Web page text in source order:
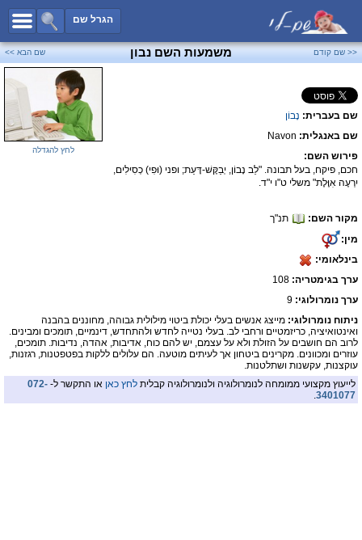
הגרל שם
כל השמות
שמות לבנים
שמות לבנות
שמות משותפים
שמות נפוצים
<< שם קודם משמעות השם נבון שם הבא >>
שם בעברית: נָבוֹן
שם באנגלית: Navon
פירוש השם:
חכם, פיקח, בעל תבונה. "לֵב נָבוֹן, יְבַקֶּשׁ-דָּעַת; ופני (וּפִי) כְסִילִים,
יִרְעֶה אִוֶּלֶת" משלי ט"ו י"ד.
מקור השם:
תנ"ך
מין:
בינלאומי:
ערך בגימטריה:
ערך נומרולוגי: 9
לחץ להגדלה
ניתוח נומרולוגי: מייצג אנשים בעלי יכולת ביטוי מילולית גבוהה, מחוננים בהבנה
ואינטואיציה, כריזמטיים ורחבי לב. בעלי נטייה לחדש ולהתחדש, דינמיים, תומכים ומבינים.
לרוב הם חושבים על הזולת ולא על עצמם, יש להם כוח, אדיבות, אהדה, נדיבות. תומכים,
עוזרים ומכוונים. מקרינים ביטחון אך לעיתים מוטעה. הם עלולים ללקות בפטפטנות, רגזנות,
עוקצנות, עקשנות ושתלטנות.
לייעוץ מקצועי ממומחה לנומרולוגיה ולנומרולוגיה קבלית לחץ כאן או התקשר ל- 072-
3401077
.